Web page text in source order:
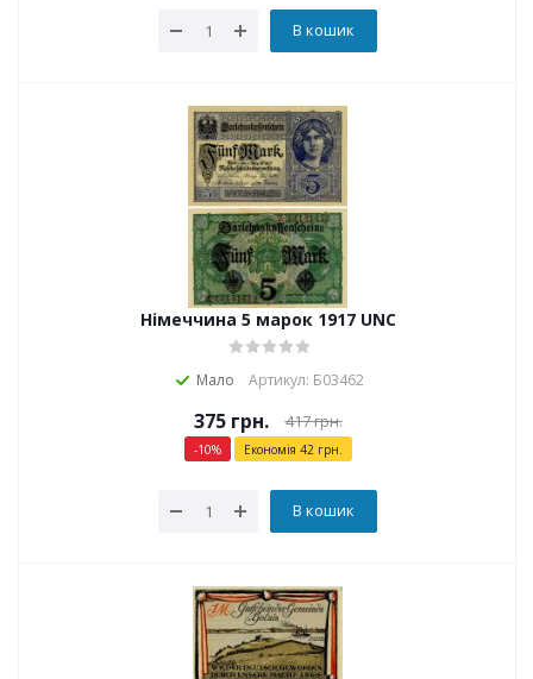
В кошик
Німеччина 5 марок 1917 UNC
Мало Артикул: Б03462
375грн. 417грн.
-10% Економія 42грн.
В кошик